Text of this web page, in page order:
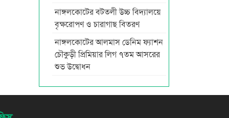
নাঙ্গলকোটের বটতলী উচ্চ বিদ্যালয়ে
বৃক্ষরোপণ ও চারাগাছ বিতরণ
নাঙ্গলকোটের আলমাস ডেনিম ফ্যাশন
চৌকুড়ী প্রিমিয়ার লিগ ৭তম আসরের
শুভ উদ্বোধন